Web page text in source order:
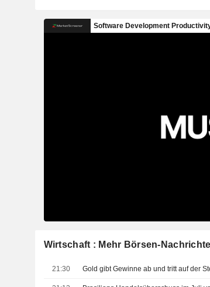
Wirtschaft : Mehr Börsen-
21:30